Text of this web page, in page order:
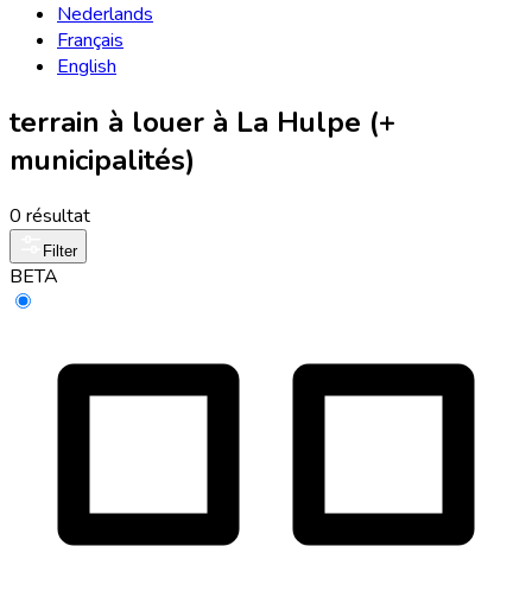
Nederlands
Français
English
terrain à louer à La Hulpe (+
municipalités)
0 résultat
Filter
BETA